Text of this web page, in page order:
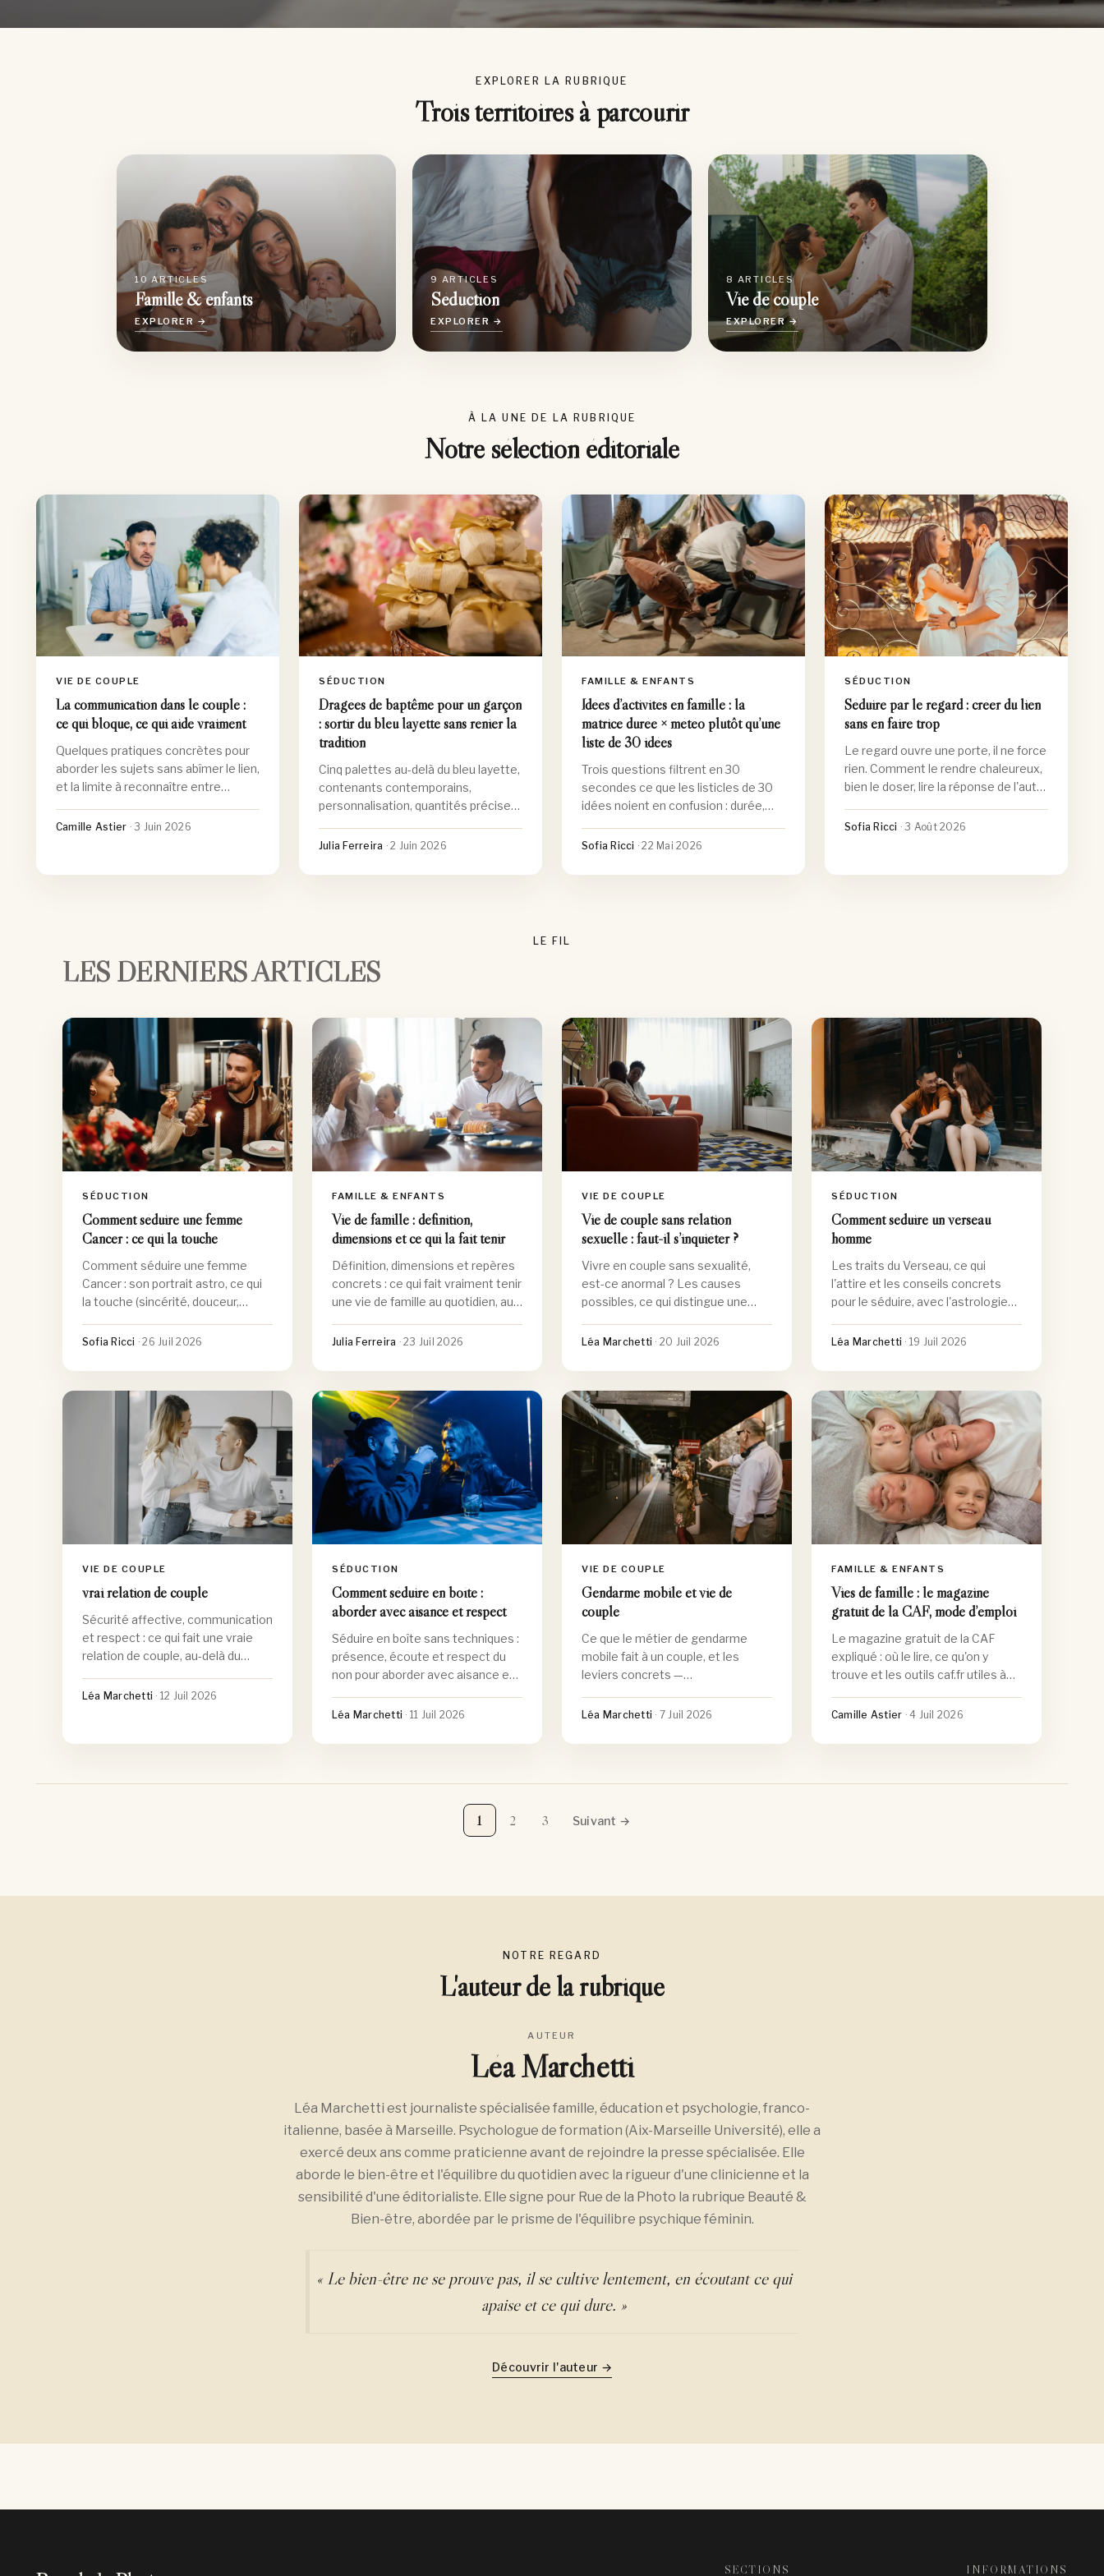
EXPLORER LA RUBRIQUE
Trois territoires à parcourir
10 ARTICLES
Famille & enfants
EXPLORER →
9 ARTICLES
Séduction
EXPLORER →
8 ARTICLES
Vie de couple
EXPLORER →
À LA UNE DE LA RUBRIQUE
Notre sélection éditoriale
VIE DE COUPLE
La communication dans le couple :
ce qui bloque, ce qui aide vraiment
Quelques pratiques concrètes pour
aborder les sujets sans abîmer le lien,
et la limite à reconnaître entre
la communication du couple.
Camille Astier ·3 Juin 2026
SÉDUCTION
Dragées de baptême pour un garçon
: sortir du bleu layette sans renier la
tradition
Cinq palettes au-delà du bleu layette,
contenants contemporains,
personnalisation, quantités précises
de baptême garçon réussies.
Julia Ferreira ·2 Juin 2026
FAMILLE & ENFANTS
Idées d’activités en famille : la
matrice durée × météo plutôt qu’une
liste de 30 idées
Trois questions filtrent en 30
secondes ce que les listicles de 30
idées noient en confusion : durée,
par tranche d'âge, fratrie multi-âges
largement les sorties payantes.
Sofia Ricci ·22 Mai 2026
SÉDUCTION
Séduire par le regard : créer du lien
sans en faire trop
Le regard ouvre une porte, il ne force
rien. Comment le rendre chaleureux,
bien le doser, lire la réponse de l'autre
est timide.
Sofia Ricci ·3 Août 2026
LE FIL
LES DERNIERS ARTICLES
SÉDUCTION
Comment séduire une femme
Cancer : ce qui la touche
Comment séduire une femme
Cancer : son portrait astro, ce qui
la touche (sincérité, douceur,
dans le respect.
Sofia Ricci ·26 Juil 2026
FAMILLE & ENFANTS
Vie de famille : définition,
dimensions et ce qui la fait tenir
Définition, dimensions et repères
concrets : ce qui fait vraiment tenir
une vie de famille au quotidien, au-
Julia Ferreira ·23 Juil 2026
VIE DE COUPLE
Vie de couple sans relation
sexuelle : faut-il s’inquiéter ?
Vivre en couple sans sexualité,
est-ce anormal ? Les causes
possibles, ce qui distingue une
et vers qui se tourner.
Léa Marchetti · 20 Juil 2026
SÉDUCTION
Comment seduire un verseau
homme
Les traits du Verseau, ce qui
l'attire et les conseils concrets
pour le séduire, avec l'astrologie
Léa Marchetti · 19 Juil 2026
VIE DE COUPLE
vrai relation de couple
Sécurité affective, communication
et respect : ce qui fait une vraie
relation de couple, au-delà du
Léa Marchetti · 12 Juil 2026
SÉDUCTION
Comment séduire en boîte :
aborder avec aisance et respect
Séduire en boîte sans techniques :
présence, écoute et respect du
non pour aborder avec aisance et
Léa Marchetti · 11 Juil 2026
VIE DE COUPLE
Gendarme mobile et vie de
couple
Ce que le métier de gendarme
mobile fait à un couple, et les
leviers concrets —
— pour tenir le lien malgré
Léa Marchetti · 7 Juil 2026
FAMILLE & ENFANTS
Vies de famille : le magazine
gratuit de la CAF, mode d’emploi
Le magazine gratuit de la CAF
expliqué : où le lire, ce qu'on y
trouve et les outils caf.fr utiles à
Camille Astier ·4 Juil 2026
1 2 3 Suivant →
NOTRE REGARD
L'auteur de la rubrique
AUTEUR
Léa Marchetti
Léa Marchetti est journaliste spécialisée famille, éducation et psychologie, franco-
italienne, basée à Marseille. Psychologue de formation (Aix-Marseille Université), elle a
exercé deux ans comme praticienne avant de rejoindre la presse spécialisée. Elle
aborde le bien-être et l'équilibre du quotidien avec la rigueur d'une clinicienne et la
sensibilité d'une éditorialiste. Elle signe pour Rue de la Photo la rubrique Beauté &
Bien-être, abordée par le prisme de l'équilibre psychique féminin.
« Le bien-être ne se prouve pas, il se cultive lentement, en écoutant ce qui
apaise et ce qui dure. »
Découvrir l'auteur →
SECTIONS INFORMATIONS